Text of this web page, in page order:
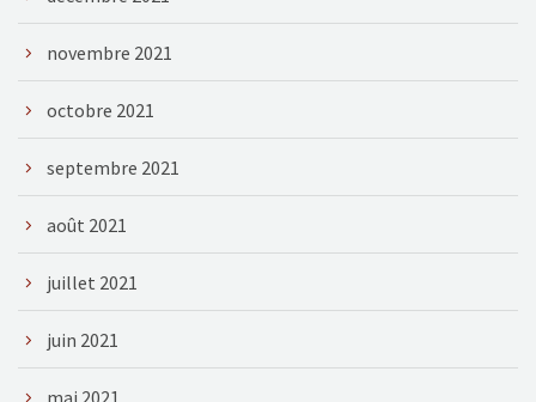
novembre 2021
octobre 2021
septembre 2021
août 2021
juillet 2021
juin 2021
mai 2021